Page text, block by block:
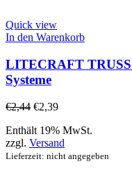
Quick view
In den Warenkorb
LITECRAFT
Systeme
€2,44 €2,39
Enthält 19% MwSt.
zzgl. Versand
Lieferzeit: nicht angegeben